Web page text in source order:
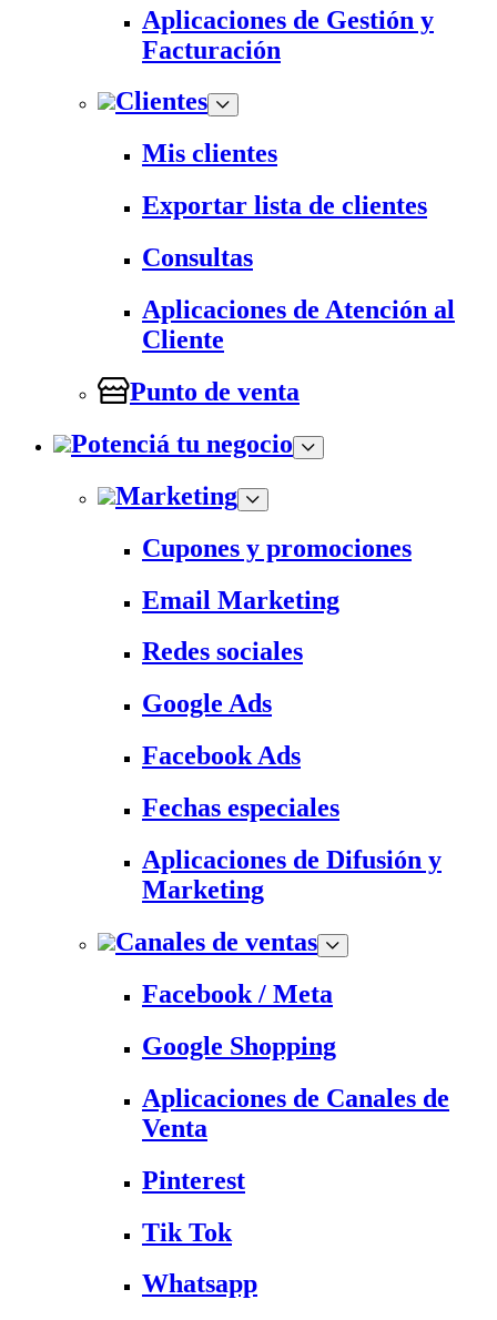
Aplicaciones de Gestión y
Facturación
Clientes
Mis clientes
Exportar lista de clientes
Consultas
Aplicaciones de Atención al
Cliente
Punto de venta
Potenciá tu negocio
Marketing
Cupones y promociones
Email Marketing
Redes sociales
Google Ads
Facebook Ads
Fechas especiales
Aplicaciones de Difusión y
Marketing
Canales de ventas
Facebook / Meta
Google Shopping
Aplicaciones de Canales de
Venta
Pinterest
Tik Tok
Whatsapp